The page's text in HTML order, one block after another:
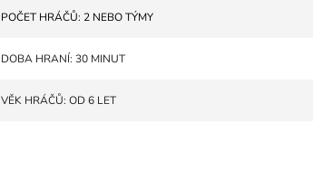
POČET HRÁČŮ: 2 NEBO TÝMY
DOBA HRANÍ: 30 MINUT
VĚK HRÁČŮ: OD 6 LET